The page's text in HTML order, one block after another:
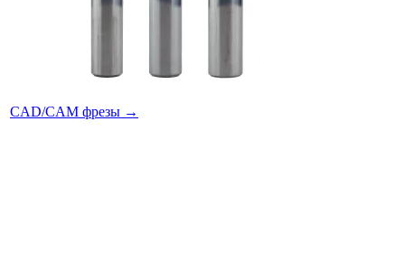
CAD/CAM фрезы →